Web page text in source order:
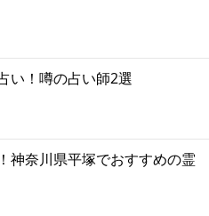
い！噂の占い師2選
神奈川県平塚でおすすめの霊